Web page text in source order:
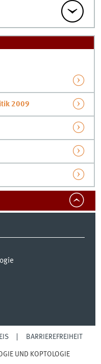
2009
BARRIEREFREIHEIT
UND KOPTOLOGIE